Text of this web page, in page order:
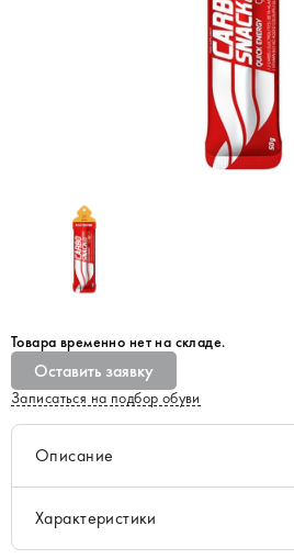
Товара временно нет на складе.
Оставить заявку
Записаться на подбор обуви
Описание
Характеристики